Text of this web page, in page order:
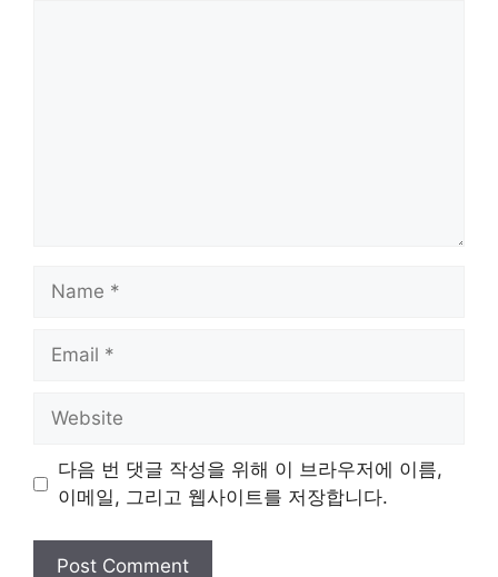
Name
Email
Website
다음 번 댓글 작성을 위해 이 브라우저에 이름,
이메일, 그리고 웹사이트를 저장합니다.